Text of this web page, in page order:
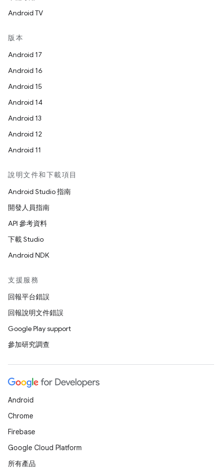
Android TV
版本
Android 17
Android 16
Android 15
Android 14
Android 13
Android 12
Android 11
說明文件和下載項目
Android Studio 指南
開發人員指南
API 參考資料
下載 Studio
Android NDK
支援服務
回報平台錯誤
回報說明文件錯誤
Google Play support
參加研究調查
Android
Chrome
Firebase
Google Cloud Platform
所有產品